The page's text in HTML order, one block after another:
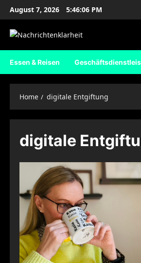
Skip
content
August 7, 2026 5:46:07 PM
Essen & Reisen
Home digitale Entgiftung
digitale